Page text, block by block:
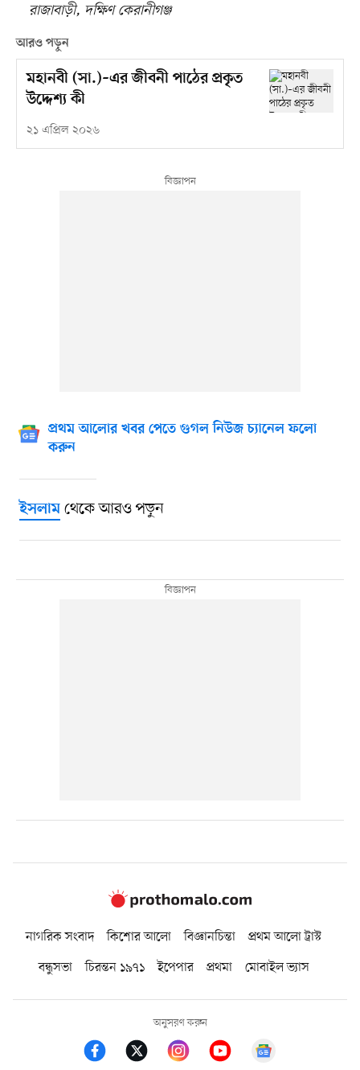
রাজাবাড়ী, দক্ষিণ কেরানীগঞ্জ
আরও পড়ুন
মহানবী (সা.)–এর জীবনী পাঠের প্রকৃত
উদ্দেশ্য কী
২১ এপ্রিল ২০২৬
প্রথম আলোর খবর পেতে গুগল নিউজ চ্যানেল ফলো
করুন
ইসলামথেকে আরও পড়ুন
নাগরিক সংবাদ কিশোর আলো বিজ্ঞানচিন্তা
প্রথম আলো ট্রাস্ট
বন্ধুসভা
চিরন্তন ১৯৭১ ইপেপার প্রথমা মোবাইল ভ্যাস
অনুসরণ করুন